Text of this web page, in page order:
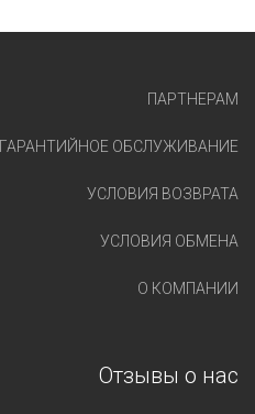
ПАРТНЕРАМ
ГАРАНТИЙНОЕ ОБСЛУЖИВАНИЕ
УСЛОВИЯ ВОЗВРАТА
УСЛОВИЯ ОБМЕНА
О КОМПАНИИ
Отзывы о нас